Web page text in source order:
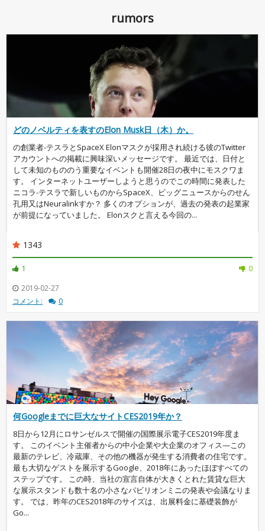
rumors
どのノベルティを表すのElon Musk日（木）か。
の創業者-テスラとSpaceX Elonマスクが採用され続ける彼のTwitter
アカウントへの掲載に興味深いメッセージです。 最近では、日付と
して未知のもののう重要なイベントも開催28日の夜中にモスクワま
す。 インターネットユーザーしようと思うのでこの時間に発表した
ニコラ-テスラで新しいものからSpaceX、ビッグニュースからのせん
孔用又はNeuralinkすか？ 多くのオプションが、過去の発表の起業家
が前提になっていました。 Elonスクと言える今回の...
1343
1
0
2019-02-27
コメント:
0
何Googleまでに巨大なサイトCES2019年か？
8日から12月にロサンゼルスで開催の国際展示電子CES2019年度ま
す。 このイベント主催者からの中小企業や大企業のオフィス—この
最新のテレビ、冷蔵庫、その他の機器が発生する消費者の住宅です。
最も大切なゲストを展示するGoogle、2018年にあったほぼすべての
ステップです。 この時、当社の宣言自体が大きくとれた賃貸な巨大
な展示スタンドも数十名の小さなパビリオンミニの発表や会議なりま
す。 では、昨年のCES2018年のサイズは、出展料金に基礎装飾が
Go...